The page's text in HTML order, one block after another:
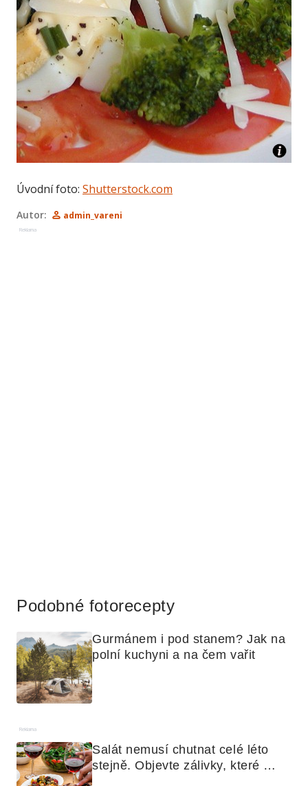
Úvodní foto: Shutterstock.com
Autor: admin_vareni
Reklama
Podobné fotorecepty
Gurmánem i pod stanem? Jak na
polní kuchyni a na čem vařit
Reklama
Salát nemusí chutnat celé léto
stejně. Objevte zálivky, které